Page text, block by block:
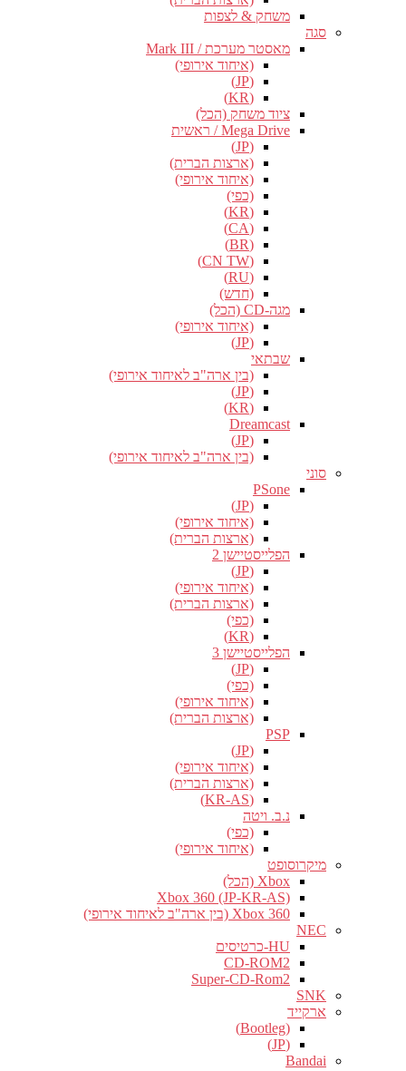
משחק & לצפות
סגה
מאסטר מערכת / Mark III
(איחוד אירופי)
(JP)
(KR)
ציוד משחק (הכל)
Mega Drive / ראשית
(JP)
(ארצות הברית)
(איחוד אירופי)
(כפי)
(KR)
(CA)
(BR)
(CN TW)
(RU)
(חדש)
מגה-CD (הכל)
(איחוד אירופי)
(JP)
שבתאי
(בין ארה"ב לאיחוד אירופי)
(JP)
(KR)
Dreamcast
(JP)
(בין ארה"ב לאיחוד אירופי)
סוני
PSone
(JP)
(איחוד אירופי)
(ארצות הברית)
הפלייסטיישן 2
(JP)
(איחוד אירופי)
(ארצות הברית)
(כפי)
(KR)
הפלייסטיישן 3
(JP)
(כפי)
(איחוד אירופי)
(ארצות הברית)
PSP
(JP)
(איחוד אירופי)
(ארצות הברית)
(KR-AS)
נ.ב. ויטה
(כפי)
(איחוד אירופי)
מיקרוסופט
Xbox (הכל)
Xbox 360 (JP-KR-AS)
Xbox 360 (בין ארה"ב לאיחוד אירופי)
NEC
HU-כרטיסים
CD-ROM2
Super-CD-Rom2
SNK
ארקייד
(Bootleg)
(JP)
Bandai